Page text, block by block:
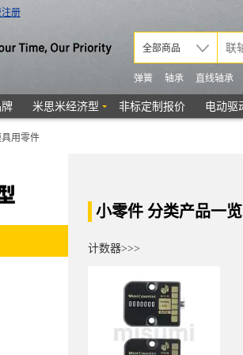
用零件
小零件 分类产品一览
计数器>>>